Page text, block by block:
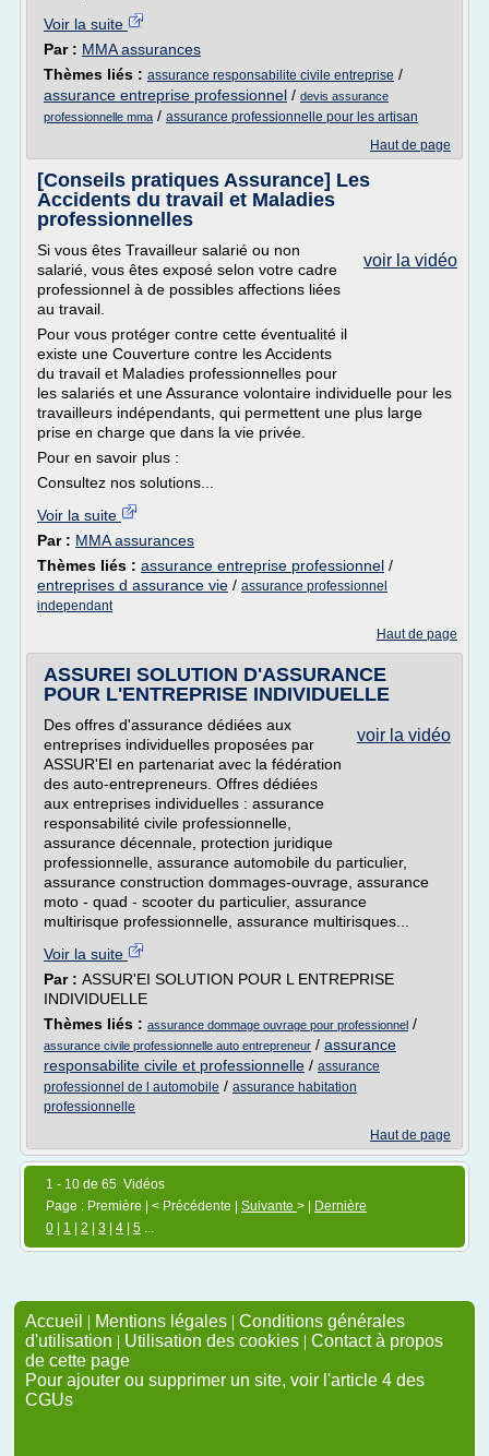
Voir la suite
Par : MMA assurances
Thèmes liés : assurance responsabilite civile entreprise /
assurance entreprise professionnel / devis assurance
professionnelle mma / assurance professionnelle pour les artisan
Haut de page
[Conseils pratiques Assurance] Les
Accidents du travail et Maladies
professionnelles
voir la vidéo
Si vous êtes Travailleur salarié ou non
salarié, vous êtes exposé selon votre cadre
professionnel à de possibles affections liées
au travail.
Pour vous protéger contre cette éventualité il
existe une Couverture contre les Accidents
du travail et Maladies professionnelles pour
les salariés et une Assurance volontaire individuelle pour les
travailleurs indépendants, qui permettent une plus large
prise en charge que dans la vie privée.
Pour en savoir plus :
Consultez nos solutions...
Voir la suite
Par : MMA assurances
Thèmes liés : assurance entreprise professionnel /
entreprises d assurance vie / assurance professionnel
independant
Haut de page
ASSUREI SOLUTION D'ASSURANCE
POUR L'ENTREPRISE INDIVIDUELLE
voir la vidéo
Des offres d'assurance dédiées aux
entreprises individuelles proposées par
ASSUR'EI en partenariat avec la fédération
des auto-entrepreneurs. Offres dédiées
aux entreprises individuelles : assurance
responsabilité civile professionnelle,
assurance décennale, protection juridique
professionnelle, assurance automobile du particulier,
assurance construction dommages-ouvrage, assurance
moto - quad - scooter du particulier, assurance
multirisque professionnelle, assurance multirisques...
Voir la suite
Par : ASSUR'EI SOLUTION POUR L ENTREPRISE
INDIVIDUELLE
Thèmes liés : assurance dommage ouvrage pour professionnel /
assurance civile professionnelle auto entrepreneur / assurance
responsabilite civile et professionnelle / assurance
professionnel de l automobile / assurance habitation
professionnelle
Haut de page
1 - 10 de 65 Vidéos
Page : Première | < Précédente | Suivante > |
Dernière
0
1 2 3 4 5 ...
Accueil | Mentions légales | Conditions générales
d'utilisation | Utilisation des cookies | Contact à propos
de cette page
Pour ajouter ou supprimer un site, voir l'article 4 des
CGUs